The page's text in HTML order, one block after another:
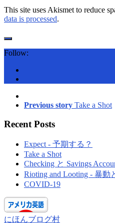
This site uses Akismet to reduce
data is processed.
Follow:
Previous story Take a Shot
Recent Posts
Expect - 予期する？
Take a Shot
Checking と Savings
Rioting and Looting - 暴動
COVID-19
にほんブログ村